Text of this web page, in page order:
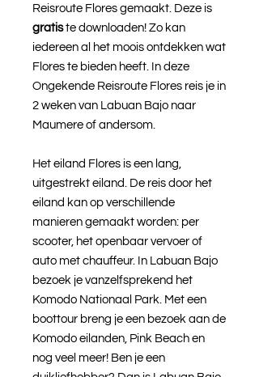
Reisroute Flores gemaakt. Deze is
gratiste downloaden! Zo kan
iedereen al het moois ontdekken wat
Flores te bieden heeft. In deze
Ongekende Reisroute Flores reis je in
2 weken van Labuan Bajo naar
Maumere of andersom.
Het eiland Flores is een lang,
uitgestrekt eiland. De reis door het
eiland kan op verschillende
manieren gemaakt worden: per
scooter, het openbaar vervoer of
auto met chauffeur. In Labuan Bajo
bezoek je vanzelfsprekend het
Komodo Nationaal Park. Met een
boottour breng je een bezoek aan de
Komodo eilanden, Pink Beach en
nog veel meer! Ben je een